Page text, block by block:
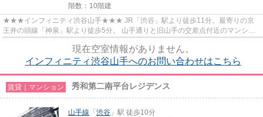
階数：10階建
★★★インフィニティ渋谷山手★★★ JR「渋谷」駅より徒歩11分。最寄りの京
王井の頭線「神泉」駅より徒歩5分。 山手通りと旧山手の交差点付近のマンショ
現在空室情報がありません。
インフィニティ渋谷山手へのお問い合わせはこちら
賃貸｜マンション 秀和第二南平台レジデンス
山手線 「 渋谷 」駅 徒歩10分